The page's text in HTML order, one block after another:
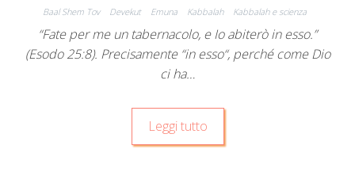
Baal Shem Tov Devekut Emuna Kabbalah Kabbalah e scienza
“Fate per me un tabernacolo, e Io abiterò in esso.”
(Esodo 25:8). Precisamente “in esso“, perché come Dio
ci ha…
Leggi tutto